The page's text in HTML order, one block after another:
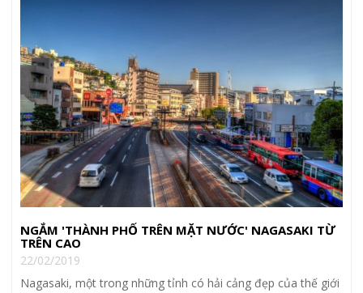
NGẮM 'THÀNH PHỐ TRÊN MẶT NƯỚC' NAGASAKI TỪ
TRÊN CAO
22/02/2019
Nagasaki, một trong những tỉnh có hải cảng đẹp của thế giới